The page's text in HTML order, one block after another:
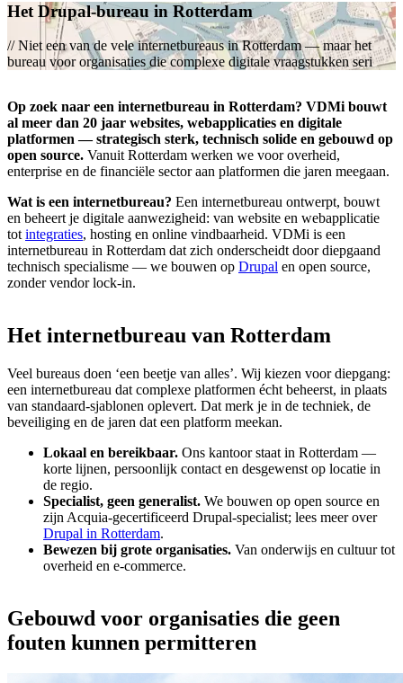
Het Drupal-bureau in Rotterdam
// Niet een van de vele internetbureaus in Rotterdam — maar het
bureau voor organisaties die complexe digitale vraagstukken serieus
Op zoek naar een internetbureau in Rotterdam? VDMi bouwt
al meer dan 20 jaar websites, webapplicaties en digitale
platformen — strategisch sterk, technisch solide en gebouwd op
open source.Vanuit Rotterdam werken we voor overheid,
Wat is een internetbureau?Een internetbureau ontwerpt, bouwt
en beheert je digitale aanwezigheid: van website en webapplicatie
totintegraties, hosting en online vindbaarheid. VDMi is een
internetbureau in Rotterdam dat zich onderscheidt door diepgaand
technisch specialisme — we bouwen op
Veel bureaus doen ‘een beetje van alles’. Wij kiezen voor diepgang:
een internetbureau dat complexe platformen écht beheerst, in plaats
van standaard-sjablonen oplevert. Dat merk je in de techniek, de
Lokaal en bereikbaar. Ons kantoor staat in Rotterdam —
korte lijnen, persoonlijk contact en desgewenst op locatie in
de regio.
Specialist, geen generalist.We bouwen op open source en
zijn Acquia-gecertificeerd Drupal-specialist; lees meer over
Drupal in Rotterdam.
Bewezen bij grote organisaties.
Gebouwd voor organisaties
geen
permitteren